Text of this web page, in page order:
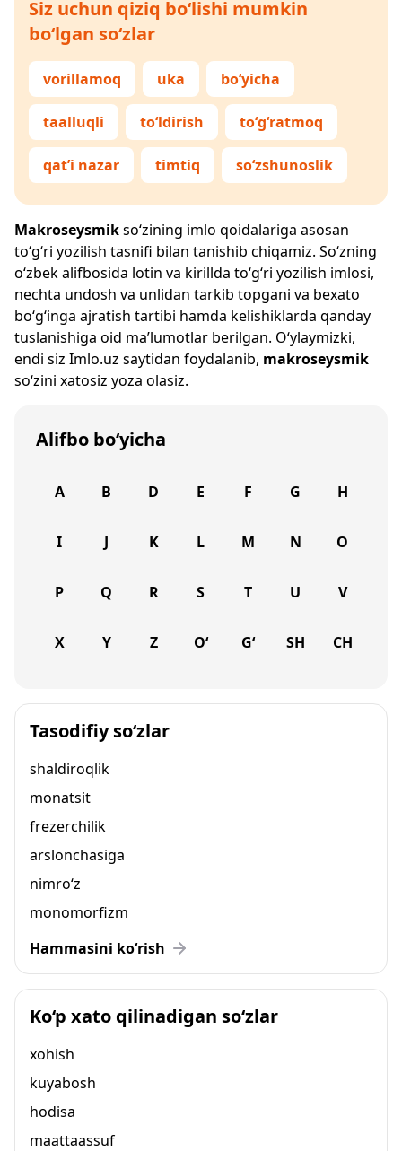
Siz uchun qiziq bo‘lishi mumkin
bo‘lgan so‘zlar
vorillamoq uka bo‘yicha
taalluqli to‘ldirish to‘g‘ratmoq
qat’i nazar timtiq so‘zshunoslik
Makroseysmikso‘zining imlo qoidalariga asosan
to‘g‘ri yozilish tasnifi bilan tanishib chiqamiz. So‘zning
o‘zbek alifbosida lotin va kirillda to‘g‘ri yozilish imlosi,
nechta undosh va unlidan tarkib topgani va bexato
bo‘g‘inga ajratish tartibi hamda kelishiklarda qanday
tuslanishiga oid ma’lumotlar berilgan. O‘ylaymizki,
endi siz Imlo.uz saytidan foydalanib, makroseysmik
so‘zini xatosiz yoza olasiz.
Alifbo bo‘yicha
A B D E F G H
I J K L M N O
P Q R S T U V
X Y Z O‘ G‘ SH CH
Tasodifiy so‘zlar
shaldiroqlik
monatsit
frezerchilik
arslonchasiga
nimro‘z
monomorfizm
Hammasini ko‘rish
Ko‘p xato qilinadigan so‘zlar
xohish
kuyabosh
hodisa
maattaassuf